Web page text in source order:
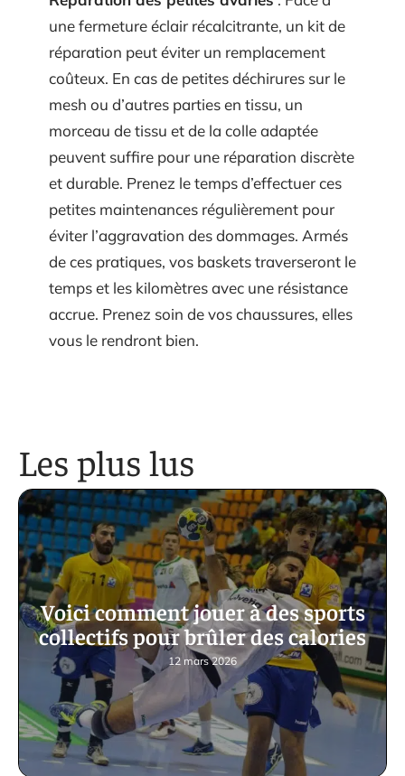
une fermeture éclair récalcitrante, un kit de
réparation peut éviter un remplacement
coûteux. En cas de petites déchirures sur le
mesh ou d’autres parties en tissu, un
morceau de tissu et de la colle adaptée
peuvent suffire pour une réparation discrète
et durable. Prenez le temps d’effectuer ces
petites maintenances régulièrement pour
éviter l’aggravation des dommages. Armés
de ces pratiques, vos baskets traverseront le
temps et les kilomètres avec une résistance
accrue. Prenez soin de vos chaussures, elles
vous le rendront bien.
Les plus lus
Voici comment jouer à des sports
collectifs pour brûler des calories
12 mars 2026